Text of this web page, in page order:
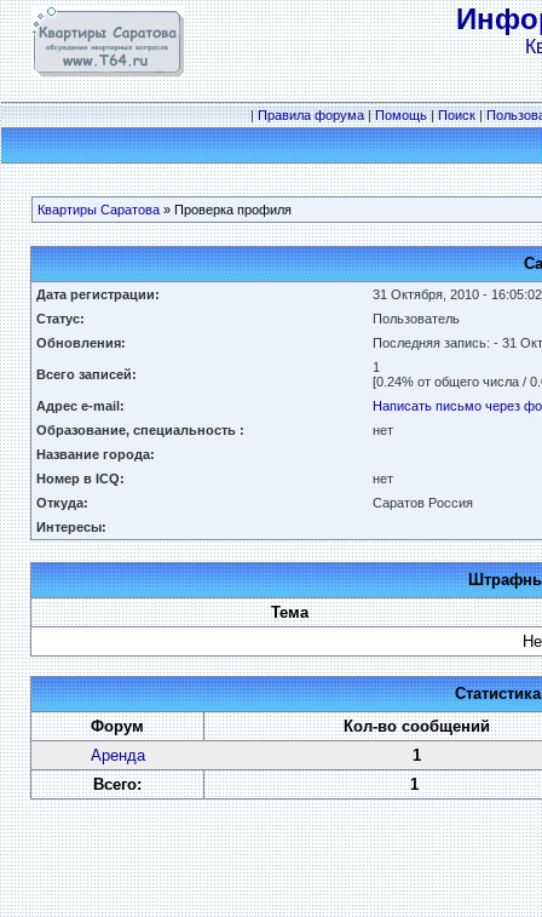
|Правила форума|Помощь|Поиск|
Квартиры Саратова» Проверка профиля
Дата регистрации:
31 Октября, 2010 - 16:05:02
Статус:
Пользователь
Обновления:
Последняя запись: - 31
Всего записей:
1
[0.24% от общего числа /
Адрес e-mail:
Написать письмо через
Образование, специальность :
нет
Название города:
Номер в ICQ:
нет
Откуда:
Саратов Россия
Интересы:
Тема
Форум
Кол-во сообщений
Аренда
1
Всего:
1